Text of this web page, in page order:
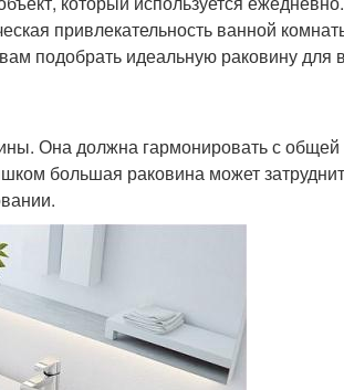
привлекательность ванной
подобрать идеальную раковину для
Она должна гармонировать с
большая раковина может